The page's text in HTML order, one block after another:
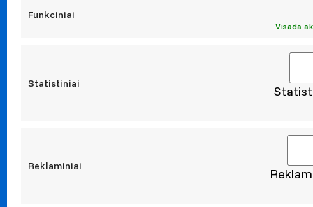
Funkciniai
Visada
Statistiniai
Reklaminiai
Leidiniai